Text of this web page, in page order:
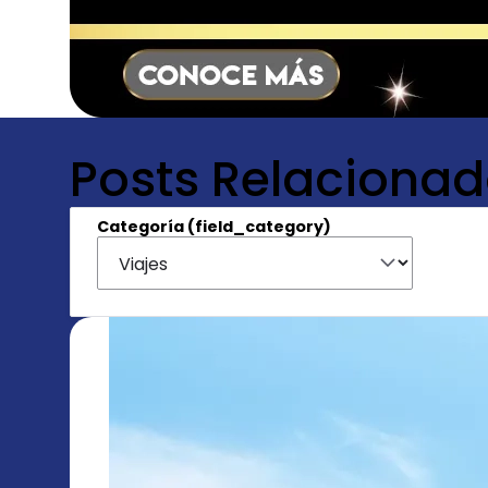
Posts
Categoría (field_category)